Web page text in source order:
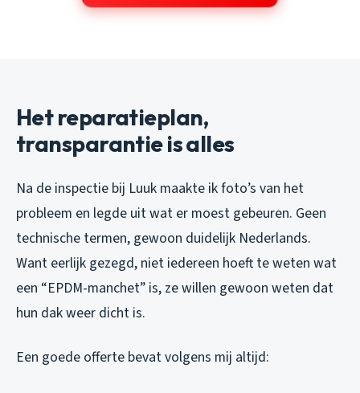
Het reparatieplan,
transparantie is alles
Na de inspectie bij Luuk maakte ik foto’s van het
probleem en legde uit wat er moest gebeuren. Geen
technische termen, gewoon duidelijk Nederlands.
Want eerlijk gezegd, niet iedereen hoeft te weten wat
een “EPDM-manchet” is, ze willen gewoon weten dat
hun dak weer dicht is.
Een goede offerte bevat volgens mij altijd: